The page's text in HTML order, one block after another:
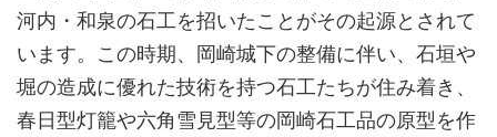
河内・和泉の石工を招いたことがその起源とされて
います。この時期、岡崎城下の整備に伴い、石垣や
堀の造成に優れた技術を持つ石工たちが住み着き、
春日型灯籠や六角雪見型等の岡崎石工品の原型を作